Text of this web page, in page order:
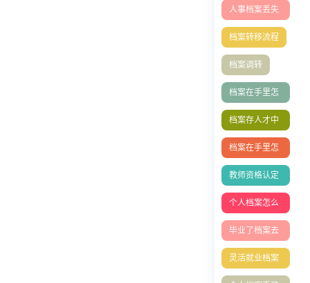
人事档案丢失
怎么补办
档案转移流程
档案调转
档案在手里怎
么存档？档案
激活
档案存人才中
心
档案在手里怎
么存档？
教师资格认定
表丢失补办
个人档案怎么
放到人社局？
毕业了档案去
哪找
灵活就业档案
的处理方式